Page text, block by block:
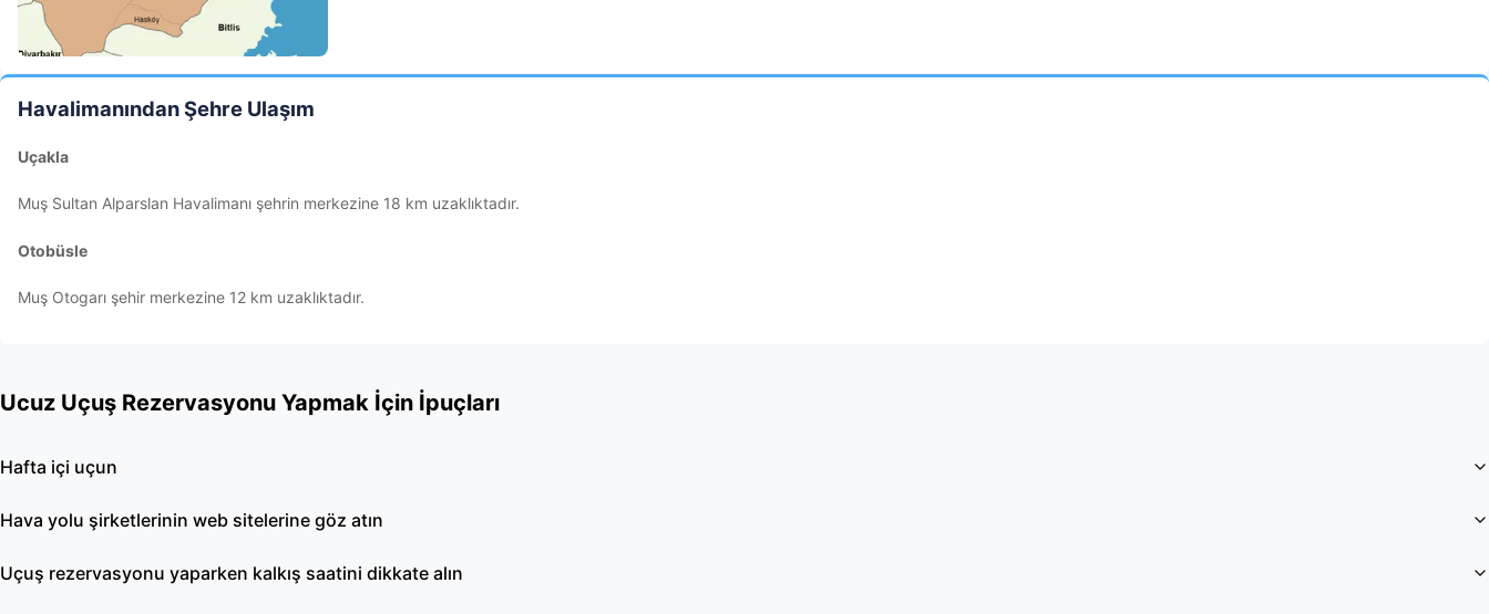
Havalimanından Şehre Ulaşım
Uçakla
Muş Sultan Alparslan Havalimanı şehrin merkezine 18 km uzaklıktadır.
Otobüsle
Muş Otogarı şehir merkezine 12 km uzaklıktadır.
Ucuz Uçuş Rezervasyonu Yapmak İçin İpuçları
Hafta içi uçun
Hava yolu şirketlerinin web sitelerine göz atın
Uçuş rezervasyonu yaparken kalkış saatini dikkate alın